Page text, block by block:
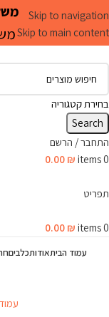
Skip to navigation
Skip to main content
בחירת קטגוריה
Search
התחבר / הרשם
0
items
0.00 ₪
תפריט
0
items
0.00 ₪
עמוד הביתאודותכלבים